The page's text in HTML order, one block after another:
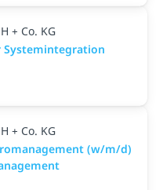
+ Co. KG
+ Co. KG
(w/m/d)